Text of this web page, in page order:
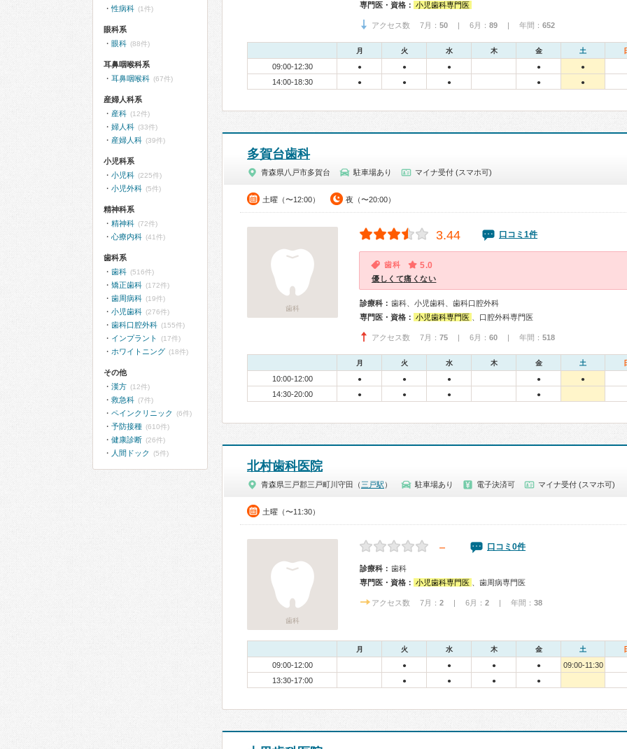
専門医・資格： 小児歯科専門医
アクセス数 7月： 50 | 6月： 89 | 年間： 652
月 火 水 木 金 土
09:00-12:30 ● ● ● ● ●
14:00-18:30 ● ● ● ● ●
多賀台歯科
青森県八戸市多賀台 駐車場あり マイナ受付 (スマホ可)
土曜（〜12:00） 夜（〜20:00）
歯科
3.44 口コミ1件
歯科 5.0
優しくて痛くない
診療科： 歯科、小児歯科、歯科口腔外科
専門医・資格： 小児歯科専門医 、口腔外科専門医
アクセス数 7月： 75 | 6月： 60 | 年間： 518
月 火 水 木 金 土
10:00-12:00 ● ● ● ● ●
14:30-20:00 ● ● ● ●
北村歯科医院
青森県三戸郡三戸町川守田（ 三戸駅 ） 駐車場あり 電子決済可 マイナ受付 (スマホ可)
土曜（〜11:30）
歯科
－ 口コミ0件
診療科： 歯科
専門医・資格： 小児歯科専門医 、歯周病専門医
アクセス数 7月： 2 | 6月： 2 | 年間： 38
月 火 水 木 金 土
09:00-12:00 ● ● ● ●
09:00-11:30
13:30-17:00
● ● ● ●
性病科 (1件)
眼科系
眼科 (88件)
耳鼻咽喉科系
耳鼻咽喉科 (67件)
産婦人科系
産科 (12件)
婦人科 (33件)
産婦人科 (39件)
小児科系
小児科 (225件)
小児外科 (5件)
精神科系
精神科 (72件)
心療内科 (41件)
歯科系
歯科 (516件)
矯正歯科 (172件)
歯周病科 (19件)
小児歯科 (276件)
歯科口腔外科 (155件)
インプラント (17件)
ホワイトニング (18件)
その他
漢方 (12件)
救急科 (7件)
ペインクリニック (6件)
予防接種 (610件)
健康診断 (26件)
人間ドック (5件)